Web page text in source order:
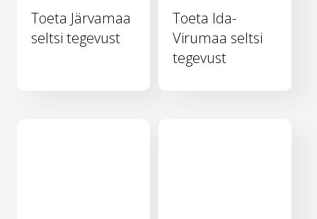
Toeta Järvamaa
seltsi tegevust
Toeta Ida-
Virumaa seltsi
tegevust